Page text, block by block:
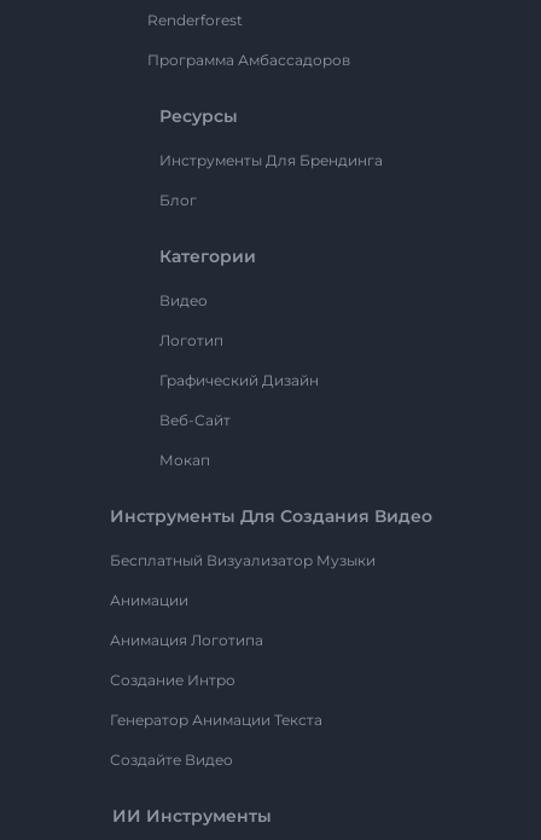
Renderforest
Программа Амбассадоров
Ресурсы
Инструменты Для Брендинга
Блог
Категории
Видео
Логотип
Графический Дизайн
Веб-Сайт
Мокап
Инструменты Для Создания Видео
Бесплатный Визуализатор Музыки
Анимации
Анимация Логотипа
Создание Интро
Генератор Анимации Текста
Создайте Видео
ИИ Инструменты